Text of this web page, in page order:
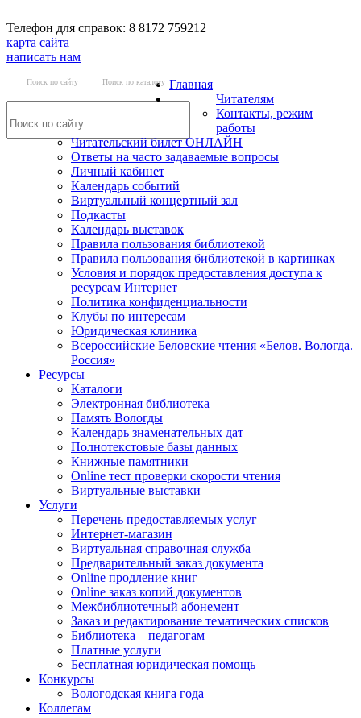
Телефон для справок: 8 8172 759212
карта сайта
написать нам
Поиск по сайту Поиск по каталогу Главная
Читателям
Контакты, режим
работы
Читательский билет ОНЛАЙН
Ответы на часто задаваемые вопросы
Личный кабинет
Календарь событий
Виртуальный концертный зал
Подкасты
Календарь выставок
Правила пользования библиотекой
Правила пользования библиотекой в картинках
Условия и порядок предоставления доступа к
ресурсам Интернет
Политика конфиденциальности
Клубы по интересам
Юридическая клиника
Всероссийские Беловские чтения «Белов. Вологда.
Россия»
Ресурсы
Каталоги
Электронная библиотека
Память Вологды
Календарь знаменательных дат
Полнотекстовые базы данных
Книжные памятники
Online тест проверки скорости чтения
Виртуальные выставки
Услуги
Перечень предоставляемых услуг
Интернет-магазин
Виртуальная справочная служба
Предварительный заказ документа
Online продление книг
Online заказ копий документов
Межбиблиотечный абонемент
Заказ и редактирование тематических списков
Библиотека – педагогам
Платные услуги
Бесплатная юридическая помощь
Конкурсы
Вологодская книга года
Коллегам